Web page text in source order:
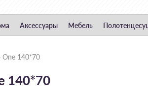
Аксессуары Мебель
One 140*70
140*70